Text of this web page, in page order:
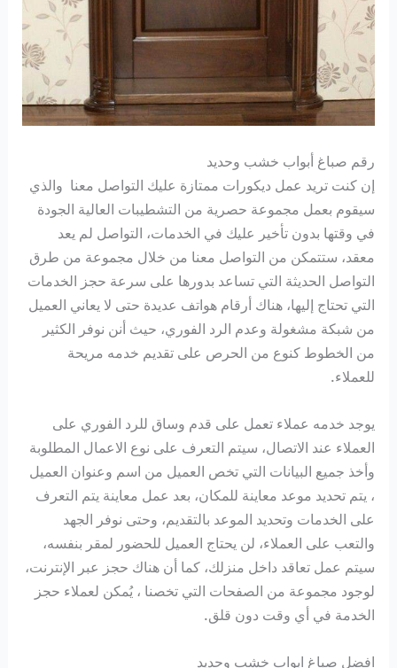
رقم صباغ أبواب خشب وحديد
إن كنت تريد عمل ديكورات ممتازة عليك التواصل معنا والذي
سيقوم بعمل مجموعة حصرية من التشطيبات العالية الجودة
في وقتها بدون تأخير عليك في الخدمات، التواصل لم يعد
معقد، ستتمكن من التواصل معنا من خلال مجموعة من طرق
التواصل الحديثة التي تساعد بدورها على سرعة حجز الخدمات
التي تحتاج إليها، هناك أرقام هواتف عديدة حتى لا يعاني العميل
من شبكة مشغولة وعدم الرد الفوري، حيث أنن نوفر الكثير
من الخطوط كنوع من الحرص على تقديم خدمه مريحة
للعملاء.
يوجد خدمه عملاء تعمل على قدم وساق للرد الفوري على
العملاء عند الاتصال، سيتم التعرف على نوع الاعمال المطلوبة
وأخذ جميع البيانات التي تخص العميل من اسم وعنوان العميل
، يتم تحديد موعد معاينة للمكان، بعد عمل معاينة يتم التعرف
على الخدمات وتحديد الموعد بالتقديم، وحتى نوفر الجهد
والتعب على العملاء، لن يحتاج العميل للحضور لمقر بنفسه،
سيتم عمل تعاقد داخل منزلك، كما أن هناك حجز عبر الإنترنت،
لوجود مجموعة من الصفحات التي تخصنا ، يُمكن لعملاء حجز
الخدمة في أي وقت دون قلق.
افضل صباغ ابواب خشب وحديد